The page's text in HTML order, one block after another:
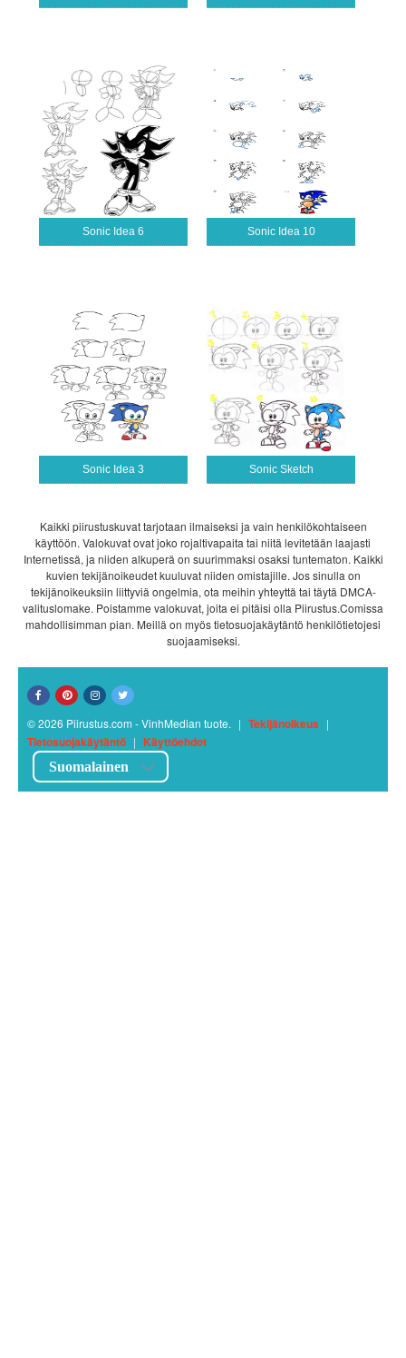
Sonic Idea 6 Sonic Idea 10
Sonic Idea 3 Sonic Sketch
Kaikki piirustuskuvat tarjotaan ilmaiseksi ja vain henkilökohtaiseen
käyttöön. Valokuvat ovat joko rojaltivapaita tai niitä levitetään laajasti
Internetissä, ja niiden alkuperä on suurimmaksi osaksi tuntematon. Kaikki
kuvien tekijänoikeudet kuuluvat niiden omistajille. Jos sinulla on
tekijänoikeuksiin liittyviä ongelmia, ota meihin yhteyttä tai täytä DMCA-
valituslomake. Poistamme valokuvat, joita ei pitäisi olla Piirustus.Comissa
mahdollisimman pian. Meillä on myös tietosuojakäytäntö henkilötietojesi
suojaamiseksi.
© 2026 Piirustus.com - VinhMedian tuote. | Tekijänoikeus |
Tietosuojakäytäntö | Käyttöehdot
Suomalainen